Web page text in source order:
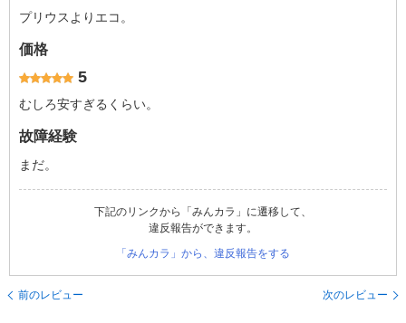
プリウスよりエコ。
価格
5
むしろ安すぎるくらい。
故障経験
まだ。
下記のリンクから「みんカラ」に遷移して、
違反報告ができます。
「みんカラ」から、違反報告をする
前のレビュー 次のレビュー